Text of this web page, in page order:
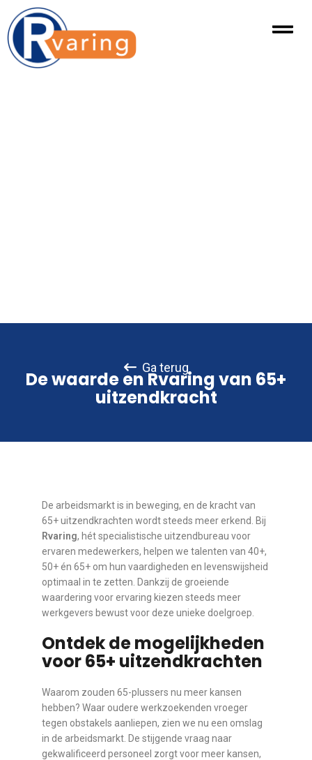
Ga terug
De waarde en Rvaring van 65+
uitzendkracht
De arbeidsmarkt is in beweging, en de kracht van
65+ uitzendkrachten wordt steeds meer erkend. Bij
Rvaring, hét specialistische uitzendbureau voor
ervaren medewerkers, helpen we talenten van 40+,
50+ én 65+ om hun vaardigheden en levenswijsheid
optimaal in te zetten. Dankzij de groeiende
waardering voor ervaring kiezen steeds meer
werkgevers bewust voor deze unieke doelgroep.
Ontdek de mogelijkheden
voor 65+ uitzendkrachten
Waarom zouden 65-plussers nu meer kansen
hebben? Waar oudere werkzoekenden vroeger
tegen obstakels aanliepen, zien we nu een omslag
in de arbeidsmarkt. De stijgende vraag naar
gekwalificeerd personeel zorgt voor meer kansen,